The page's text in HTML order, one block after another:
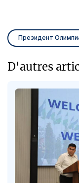
Президент
D'autres